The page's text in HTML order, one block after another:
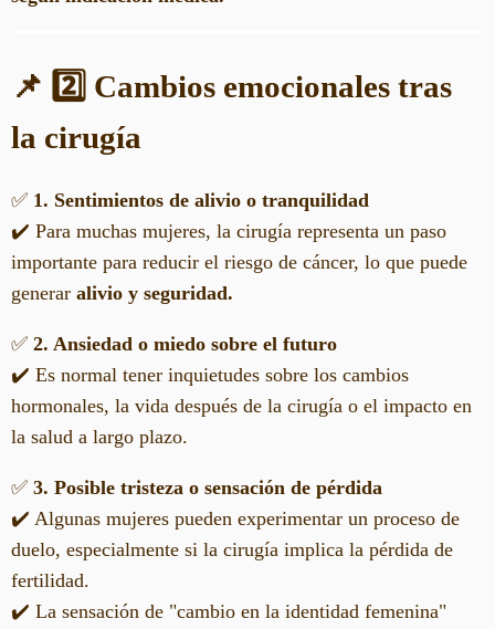
📌 2️⃣ Cambios emocionales tras
la cirugía
✅ 1. Sentimientos de alivio o tranquilidad
✔️ Para muchas mujeres, la cirugía representa un paso
importante para reducir el riesgo de cáncer, lo que puede
generar alivio y seguridad.
✅ 2. Ansiedad o miedo sobre el futuro
✔️ Es normal tener inquietudes sobre los cambios
hormonales, la vida después de la cirugía o el impacto en
la salud a largo plazo.
✅ 3. Posible tristeza o sensación de pérdida
✔️ Algunas mujeres pueden experimentar un proceso de
duelo, especialmente si la cirugía implica la pérdida de
fertilidad.
✔️ La sensación de "cambio en la identidad femenina"